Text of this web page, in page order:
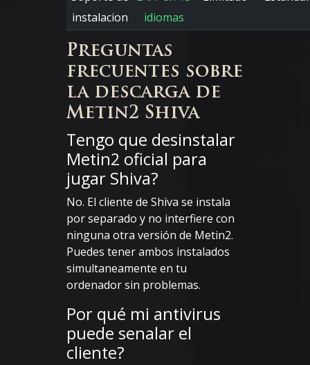
instalacion
idiomas
Preguntas
frecuentes sobre
la descarga de
Metin2 Shiva
Tengo que desinstalar
Metin2 oficial para
jugar Shiva?
No. El cliente de Shiva se instala
por separado y no interfiere con
ninguna otra versión de Metin2.
Puedes tener ambos instalados
simultaneamente en tu
ordenador sin problemas.
Por qué mi antivirus
puede senalar el
cliente?